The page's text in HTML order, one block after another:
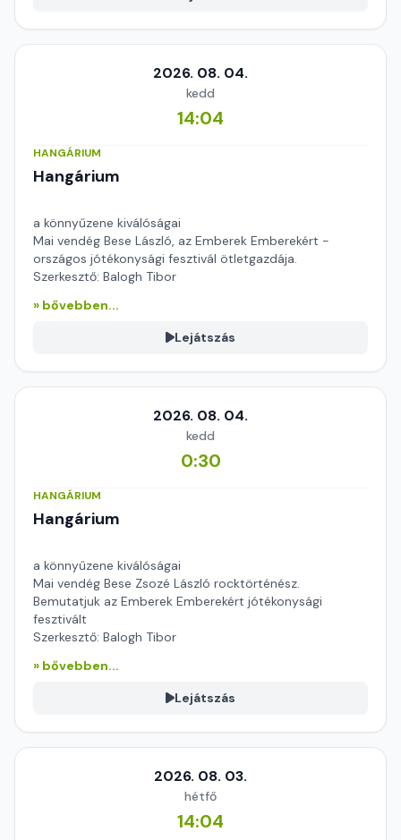
2026. 08. 04.
kedd
14:04
HANGÁRIUM
Hangárium
a könnyűzene kiválóságai
Mai vendég Bese László, az Emberek Emberekért -
országos jótékonysági fesztivál ötletgazdája.
Szerkesztő: Balogh Tibor
» bővebben...
Lejátszás
2026. 08. 04.
kedd
0:30
HANGÁRIUM
Hangárium
a könnyűzene kiválóságai
Mai vendég Bese Zsozé László rocktörténész.
Bemutatjuk az Emberek Emberekért jótékonysági
fesztivált
Szerkesztő: Balogh Tibor
» bővebben...
Lejátszás
2026. 08. 03.
hétfő
14:04